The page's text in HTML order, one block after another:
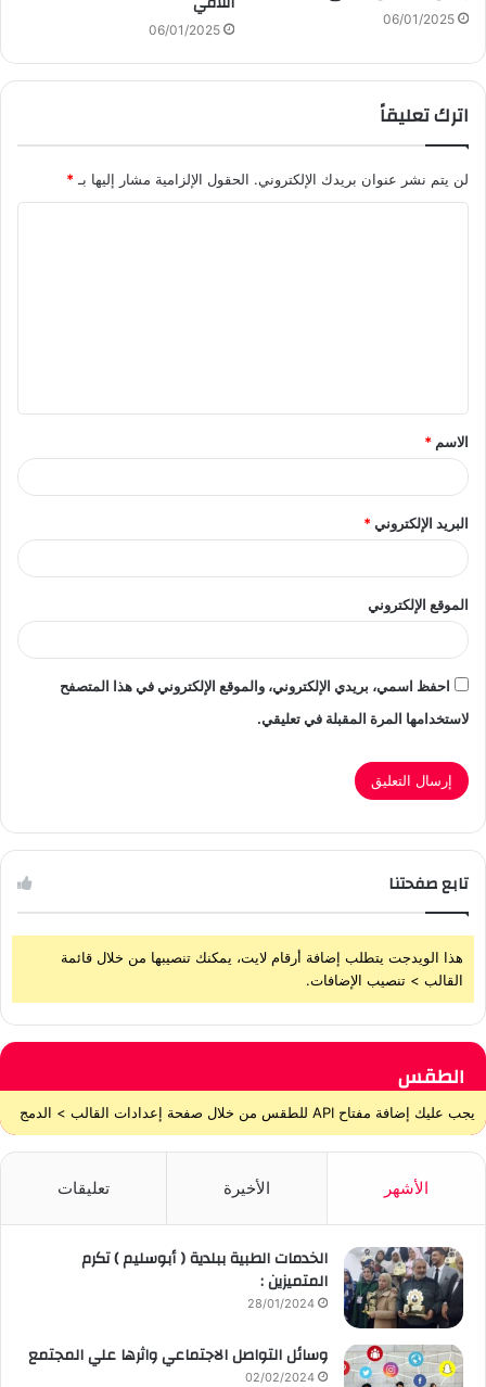
06/01/2025
06/01/2025
اترك تعليقاً
لن يتم نشر عنوان بريدك الإلكتروني. الحقول الإلزامية مشار إليها بـ*
ق
*
الاسم *
البريد الإلكتروني*
الموقع الإلكتروني
احفظ اسمي، بريدي الإلكتروني، والموقع الإلكتروني في هذا المتصفح
لاستخدامها المرة المقبلة في تعليقي.
تابع صفحتنا
هذا الويدجت يتطلب إضافة أرقام لايت، يمكنك تنصيبها من خلال قائمة
القالب > تنصيب الإضافات.
الطقس
يجب عليك إضافة مفتاح API للطقس من خلال صفحة إعدادات القالب > الدمج
الأشهر الأخيرة تعليقات
الخدمات الطبية ببلدية ( أبوسليم ) تكرم
المتميزين :
28/01/2024
وسائل التواصل الاجتماعي واثرها علي المجتمع
02/02/2024